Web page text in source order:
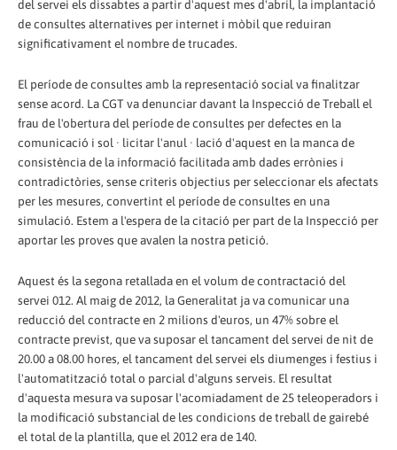
del servei els dissabtes a partir d'aquest mes d'abril, la implantació
de consultes alternatives per internet i mòbil que reduiran
significativament el nombre de trucades.
El període de consultes amb la representació social va finalitzar
sense acord. La CGT va denunciar davant la Inspecció de Treball el
frau de l'obertura del període de consultes per defectes en la
comunicació i sol · licitar l'anul · lació d'aquest en la manca de
consistència de la informació facilitada amb dades errònies i
contradictòries, sense criteris objectius per seleccionar els afectats
per les mesures, convertint el període de consultes en una
simulació. Estem a l'espera de la citació per part de la Inspecció per
aportar les proves que avalen la nostra petició.
Aquest és la segona retallada en el volum de contractació del
servei 012. Al maig de 2012, la Generalitat ja va comunicar una
reducció del contracte en 2 milions d'euros, un 47% sobre el
contracte previst, que va suposar el tancament del servei de nit de
20.00 a 08.00 hores, el tancament del servei els diumenges i festius i
l'automatització total o parcial d'alguns serveis. El resultat
d'aquesta mesura va suposar l'acomiadament de 25 teleoperadors i
la modificació substancial de les condicions de treball de gairebé
el total de la plantilla, que el 2012 era de 140.